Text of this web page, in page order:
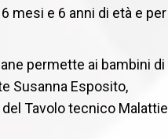
mesi e 6 anni di età e per
permette ai bambini di
Susanna Esposito,
Tavolo tecnico Malattie